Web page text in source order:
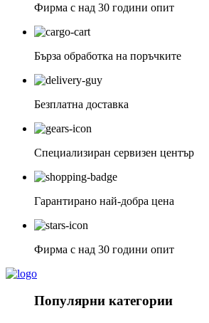
Фирма с над 30 години опит
Бърза обработка на поръчките
Безплатна доставка
Специализиран сервизен център
Гарантирано най-добра цена
Фирма с над 30 години опит
Популярни категории